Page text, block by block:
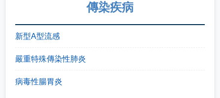
傳染疾病
新型A型流感
嚴重特殊傳染性肺炎
病毒性腸胃炎